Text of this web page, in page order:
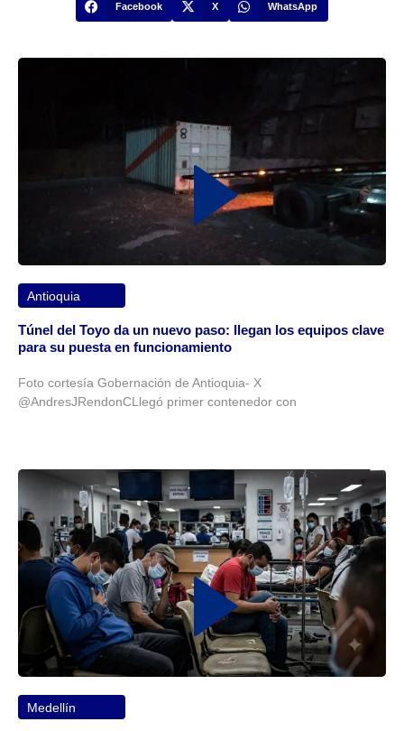
Facebook X WhatsApp
Antioquia
Túnel del Toyo da un nuevo paso: llegan los equipos clave
para su puesta en funcionamiento
Foto cortesía Gobernación de Antioquia- X
@AndresJRendonCLlegó primer contenedor con
Medellín